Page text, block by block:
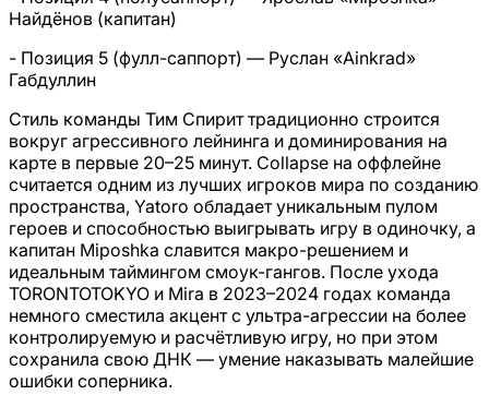
Найдёнов (капитан)
- Позиция 5 (фулл-саппорт) — Руслан «Ainkrad»
Габдуллин
Стиль команды Тим Спирит традиционно строится
вокруг агрессивного лейнинга и доминирования на
карте в первые 20–25 минут. Collapse на оффлейне
считается одним из лучших игроков мира по созданию
пространства, Yatoro обладает уникальным пулом
героев и способностью выигрывать игру в одиночку, а
капитан Miposhka славится макро-решением и
идеальным таймингом смоук-гангов. После ухода
TORONTOTOKYO и Mira в 2023–2024 годах команда
немного сместила акцент с ультра-агрессии на более
контролируемую и расчётливую игру, но при этом
сохранила свою ДНК — умение наказывать малейшие
ошибки соперника.